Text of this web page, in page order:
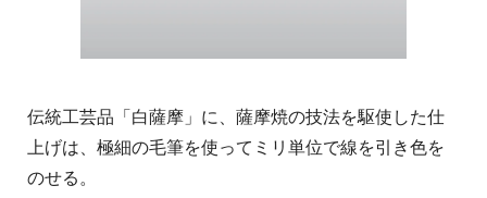
伝統工芸品「白薩摩」に、薩摩焼の技法を駆使した仕
上げは、極細の毛筆を使ってミリ単位で線を引き色を
のせる。